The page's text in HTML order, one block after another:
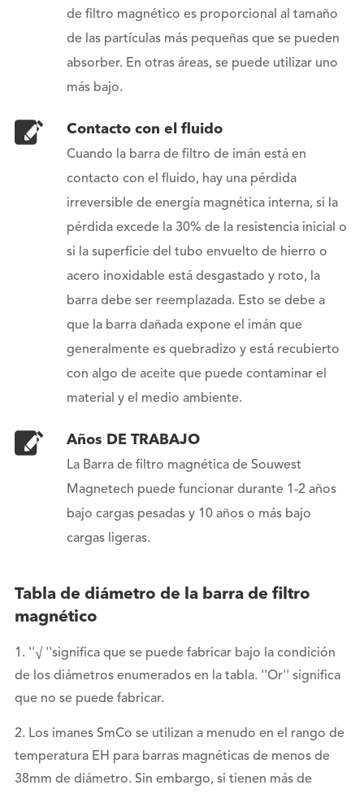
de filtro magnético es proporcional al tamaño
de las partículas más pequeñas que se pueden
absorber. En otras áreas, se puede utilizar uno
más bajo.
Contacto con el fluido
Cuando la barra de filtro de imán está en
contacto con el fluido, hay una pérdida
irreversible de energía magnética interna, si la
pérdida excede la 30% de la resistencia inicial o
si la superficie del tubo envuelto de hierro o
acero inoxidable está desgastado y roto, la
barra debe ser reemplazada. Esto se debe a
que la barra dañada expone el imán que
generalmente es quebradizo y está recubierto
con algo de aceite que puede contaminar el
material y el medio ambiente.
Años DE TRABAJO
La Barra de filtro magnética de Souwest
Magnetech puede funcionar durante 1-2 años
bajo cargas pesadas y 10 años o más bajo
cargas ligeras.
Tabla de diámetro de la barra de filtro
magnético
1. ''√ ''significa que se puede fabricar bajo la condición
de los diámetros enumerados en la tabla. ''Or'' significa
que no se puede fabricar.
2. Los imanes SmCo se utilizan a menudo en el rango de
temperatura EH para barras magnéticas de menos de
38mm de diámetro. Sin embargo, si tienen más de